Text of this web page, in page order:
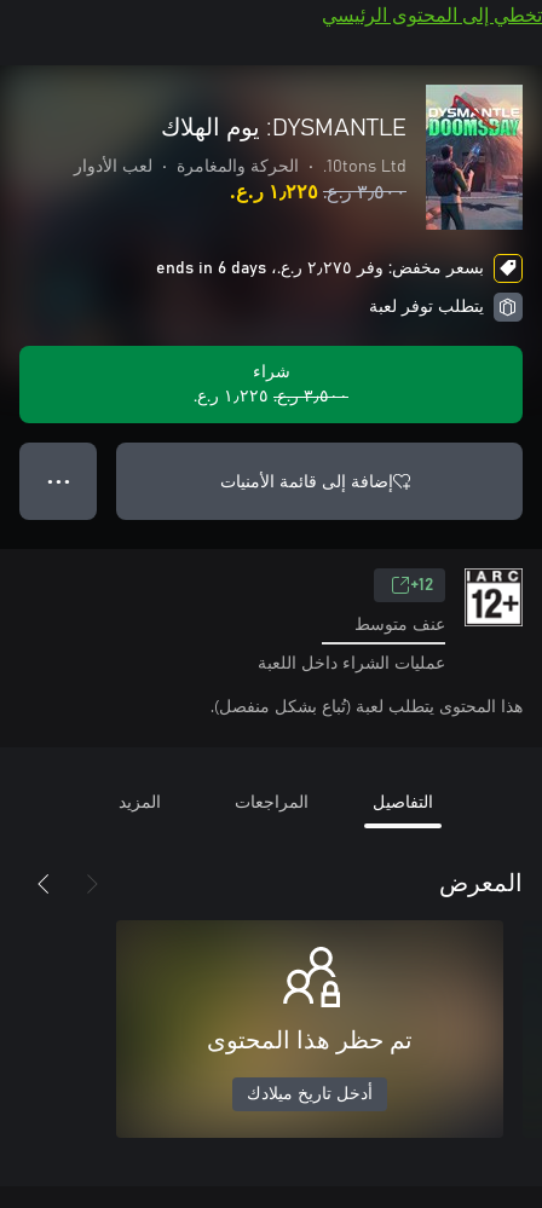
تخطي إلى المحتوى الرئيسي
DYSMANTLE: يوم الهلاك
10tons Ltd.
• الحركة والمغامرة • لعب الأدوار
٣٫٥٠٠ ر.ع.‏ ١٫٢٢٥ ر.ع.‏
بسعر مخفض: وفر ٢٫٢٧٥ ر.ع.‏، ends in 6 days
يتطلب توفر لعبة
شراء
٣٫٥٠٠ ر.ع.‏
١٫٢٢٥ ر.ع.‏
إضافة إلى قائمة الأمنيات ● ● ●
12+
عنف متوسط
عمليات الشراء داخل اللعبة
هذا المحتوى يتطلب لعبة (تُباع بشكل منفصل).
التفاصيل المراجعات المزيد
المعرض
تم حظر هذا المحتوى
أدخل تاريخ ميلادك